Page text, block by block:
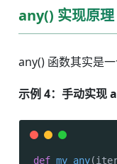
any() 实现原理
any() 函数其实是
示例 4：手动实现
def my_any(